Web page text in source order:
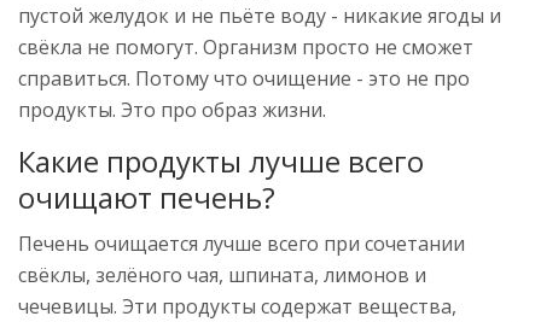
пустой желудок и не пьёте воду - никакие ягоды и
свёкла не помогут. Организм просто не сможет
справиться. Потому что очищение - это не про
продукты. Это про образ жизни.
Какие продукты лучше всего
очищают печень?
Печень очищается лучше всего при сочетании
свёклы, зелёного чая, шпината, лимонов и
чечевицы. Эти продукты содержат вещества,